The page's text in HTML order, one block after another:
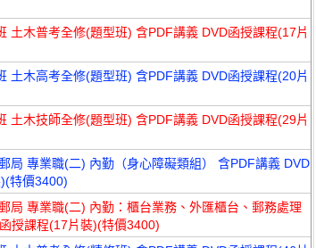
土木普考全修(題型班) 含PDF講義 DVD函授課程(17片
土木高考全修(題型班) 含PDF講義 DVD函授課程(20片
土木技師全修(題型班) 含PDF講義 DVD函授課程(29片
局 專業職(二) 內勤（身心障礙類組） 含PDF講義 DVD
特價3400)
局 專業職(二) 內勤：櫃台業務、外匯櫃台、郵務處理
授課程(17片裝)(特價3400)